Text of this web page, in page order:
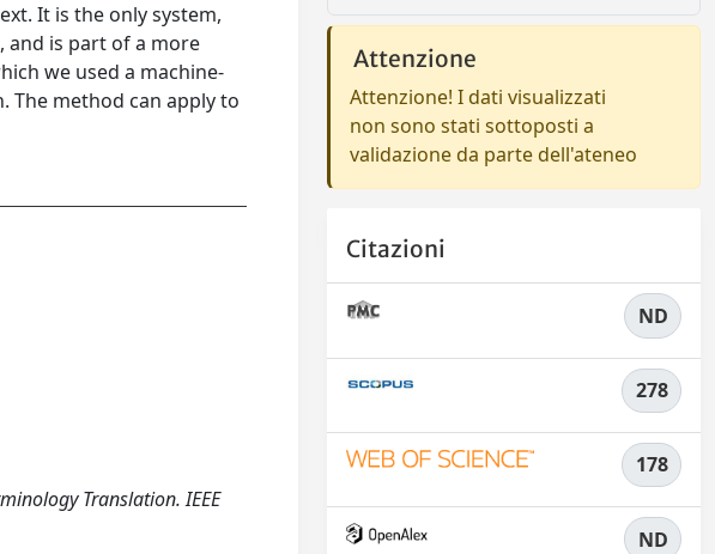
It is the only system,
and is part of a more
we used a machine-
method can apply to
Translation. IEEE
Attenzione
Attenzione! I dati visualizzati
non sono stati sottoposti a
validazione da parte dell'ateneo
Citazioni
ND
278
178
ND